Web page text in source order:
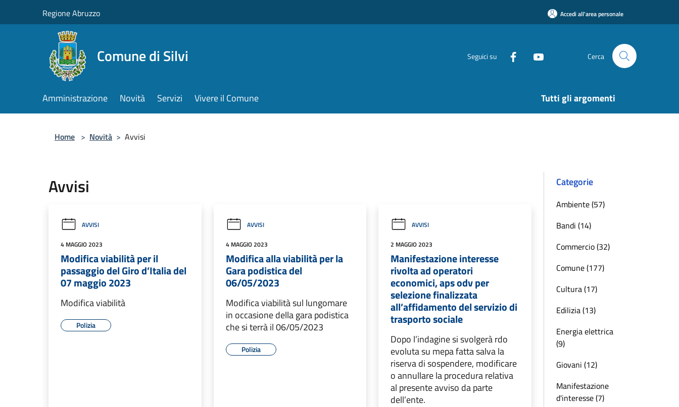
Regione Abruzzo Accedi all'area personale
Comune di Silvi Seguici su Cerca
Amministrazione Novità Servizi Vivere il Comune Tutti gli argomenti
Home > Novità > Avvisi
Avvisi
AVVISI
4 MAGGIO 2023
Modifica viabilità per il
passaggio del Giro d’Italia del
07 maggio 2023
Modifica viabilità
Polizia
AVVISI
4 MAGGIO 2023
Modifica alla viabilità per la
Gara podistica del
06/05/2023
Modifica viabilità sul lungomare
in occasione della gara podistica
che si terrà il 06/05/2023
Polizia
AVVISI
2 MAGGIO 2023
Manifestazione interesse
rivolta ad operatori
economici, aps odv per
selezione finalizzata
all’affidamento del servizio di
trasporto sociale
Dopo l’indagine si svolgerà rdo
evoluta su mepa fatta salva la
riserva di sospendere, modificare
o annullare la procedura relativa
al presente avviso da parte
dell’ente.
Categorie
Ambiente (57)
Bandi (14)
Commercio (32)
Comune (177)
Cultura (17)
Edilizia (13)
Energia elettrica
(9)
Giovani (12)
Manifestazione
d'interesse (7)